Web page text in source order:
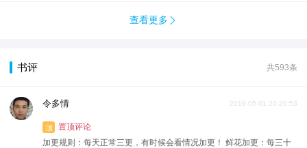
查看更多 
书评 共593条
令多情 2019-05-01 20:20:53
顶
置顶评论
加更规则：每天正常三更，有时候会看情况加更！ 鲜花加更：每三十